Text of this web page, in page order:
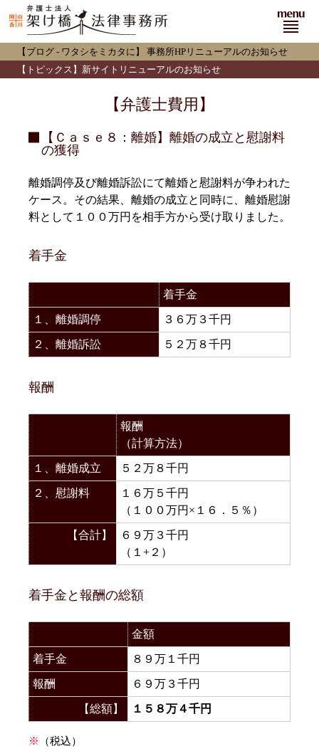
【ブログ - ワタシをミカタに】 事務所HPリニューアルのお知らせ
【トピックス】新サイトリニューアルのお知らせ
【弁護士費用】
【Ｃａｓｅ８：離婚】離婚の成立と慰謝料
の獲得
離婚調停及び離婚訴訟にて離婚と慰謝料が争われた
ケース。その結果、離婚の成立と同時に、離婚慰謝
料として１００万円を相手方から受け取りました。
着手金
着手金
１、離婚調停 ３６万３千円
２、離婚訴訟 ５２万８千円
報酬
報酬
（計算方法）
１、離婚成立 ５２万８千円
２、慰謝料
１６万５千円
（１００万円×１６．５％）
【合計】
６９万３千円
（１+２）
着手金と報酬の総額
金額
着手金 ８９万１千円
報酬 ６９万３千円
【総額】 １５８万４千円
※ （税込）